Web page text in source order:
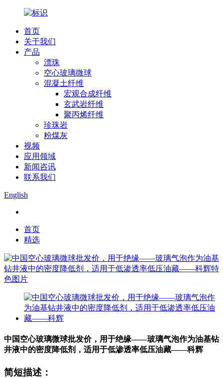
首页
关于我们
产品
漂珠
空心玻璃微球
混凝土纤维
宏观合成纤维
玄武岩纤维
聚丙烯纤维
珍珠岩
粉煤灰
视频
应用领域
新闻咨讯
联系我们
English
首页
精选
中国空心玻璃微球批发价，用于绝缘——玻璃气泡作为油基钻
井液中的密度降低剂，适用于低渗透率低压油藏——科辉
简短描述：